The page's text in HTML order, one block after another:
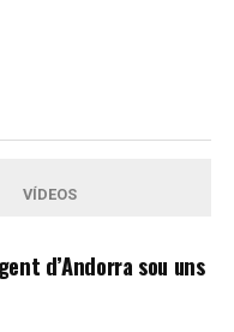
VÍDEOS
d’Andorra sou uns